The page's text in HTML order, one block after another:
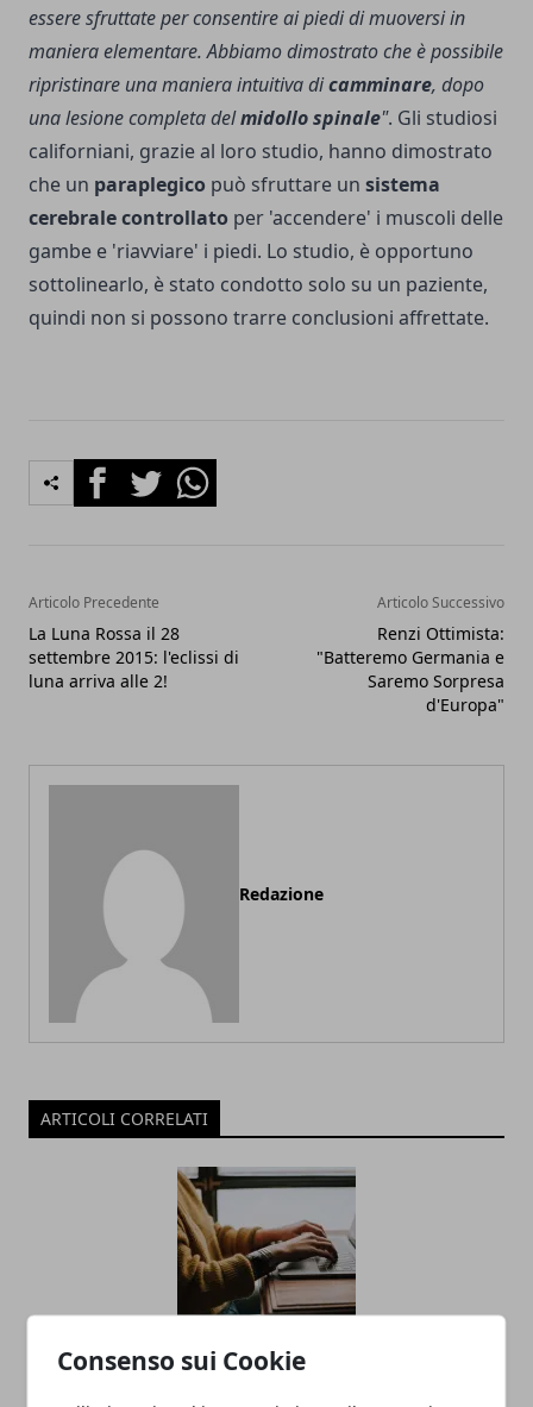
Consenso sui Cookie
essere sfruttate per consentire ai piedi di muoversi in
maniera elementare. Abbiamo dimostrato che è possibile
ripristinare una maniera intuitiva dicamminare, dopo
una lesione completa delmidollo spinale". Gli studiosi
californiani, grazie al loro studio, hanno dimostrato
che un paraplegico può sfruttare un sistema
cerebrale controllato per 'accendere' i muscoli delle
gambe e 'riavviare' i piedi. Lo studio, è opportuno
sottolinearlo, è stato condotto solo su un paziente,
quindi non si possono trarre conclusioni affrettate.
FacebookTwitterWhatsapp
Articolo Precedente
La Luna Rossa il 28
settembre 2015: l'eclissi di
luna arriva alle 2!
Articolo Successivo
Renzi Ottimista:
"Batteremo Germania e
Saremo Sorpresa
d'Europa"
Redazione
ARTICOLI CORRELATI
I migliori lavori da fare da casa nel 2025